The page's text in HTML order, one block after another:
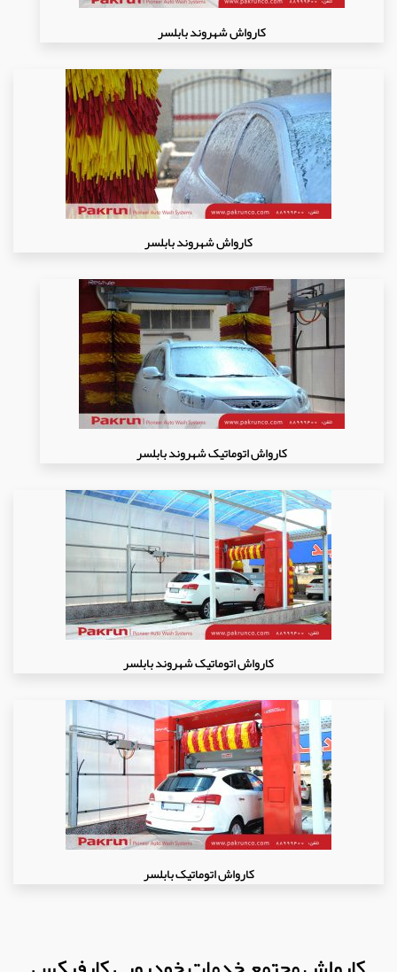
کارواش شهروند بابلسر
کارواش شهروند بابلسر
کارواش اتوماتیک شهروند بابلسر
کارواش اتوماتیک شهروند بابلسر
کارواش اتوماتیک بابلسر